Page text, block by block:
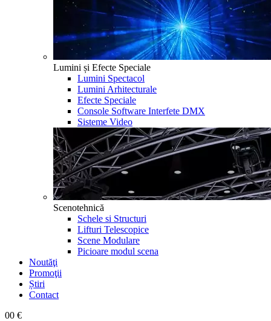
Lumini și Efecte Speciale
Lumini Spectacol
Lumini Arhitecturale
Efecte Speciale
Console Software Interfete DMX
Sisteme Video
Scenotehnică
Schele si Structuri
Lifturi Telescopice
Scene Modulare
Picioare modul scena
Noutăţi
Promoţii
Știri
Contact
00 €